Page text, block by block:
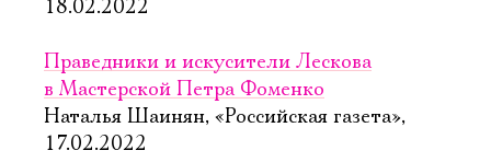
18.02.2022
Праведники и искусители Лескова
в Мастерской Петра Фоменко
Наталья Шаинян, «Российская газета»,
17.02.2022